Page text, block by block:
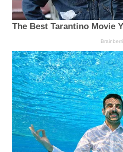
The Best Tarantino Movie